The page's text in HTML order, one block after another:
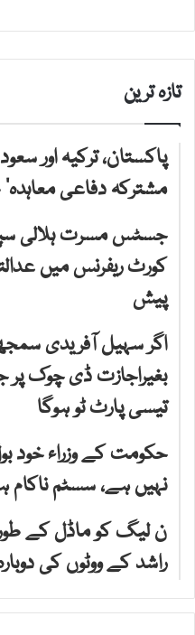
تازہ ترین
پاکستان، ترکیہ اور
مشترکہ دفاعی
جسٹس مسرت ہلالی
کورٹ ریفرنس میں
پیش
اگر سہیل آفریدی
بغیراجازت ڈی چوک پر
تیسی پارٹ ٹو ہوگا
حکومت کے وزراء خود
نہیں ہے، سسٹم ناکام
ن لیگ کو ماڈل کے طور
راشد کے ووٹوں کی